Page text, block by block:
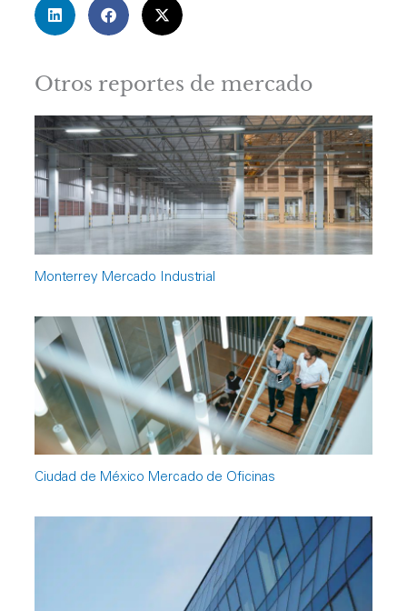
Otros reportes de mercado
Monterrey Mercado Industrial
Ciudad de México Mercado de Oficinas